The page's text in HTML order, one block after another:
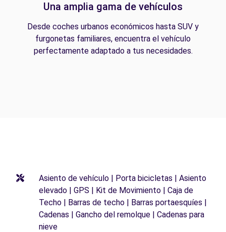
Una amplia gama de vehículos
Desde coches urbanos económicos hasta SUV y
furgonetas familiares, encuentra el vehículo
perfectamente adaptado a tus necesidades.
Asiento de vehículo | Porta bicicletas | Asiento
elevado | GPS | Kit de Movimiento | Caja de
Techo | Barras de techo | Barras portaesquíes |
Cadenas | Gancho del remolque | Cadenas para
nieve